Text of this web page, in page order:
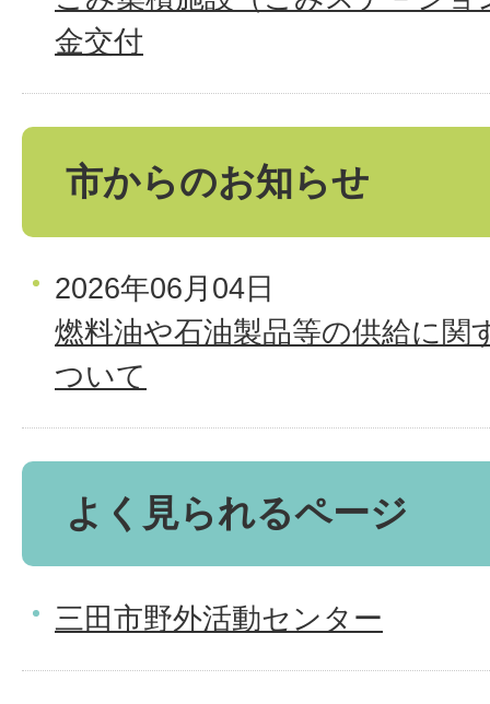
金交付
市からのお知らせ
2026年06月04日
燃料油や石油製品等の供給に関
ついて
よく見られるページ
三田市野外活動センター